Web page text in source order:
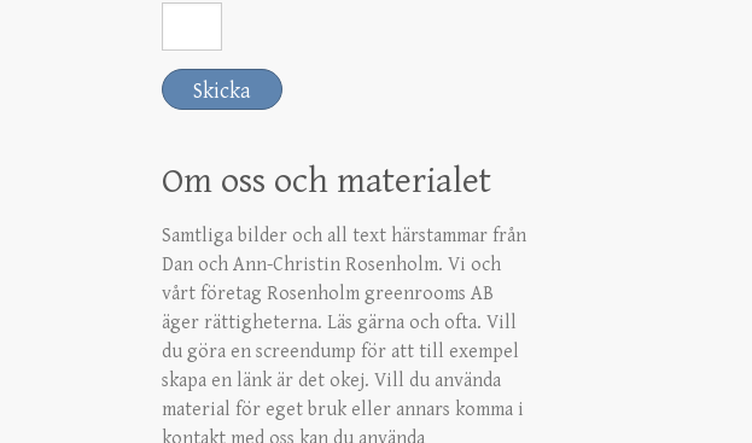
Om oss och materialet
Samtliga bilder och all text härstammar från
Dan och Ann-Christin Rosenholm. Vi och
vårt företag Rosenholm greenrooms AB
äger rättigheterna. Läs gärna och ofta. Vill
du göra en screendump för att till exempel
skapa en länk är det okej. Vill du använda
material för eget bruk eller annars komma i